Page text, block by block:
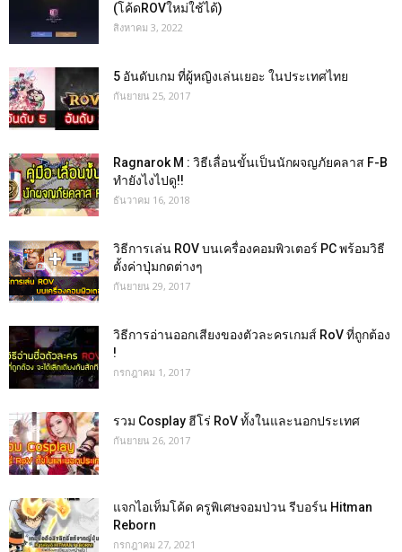
(โค้ดROVใหม่ใช้ได้)
สิงหาคม 3, 2022
5 อันดับเกม ที่ผู้หญิงเล่นเยอะ ในประเทศไทย
กันยายน 25, 2017
Ragnarok M : วิธีเลื่อนขั้นเป็นนักผจญภัยคลาส F-B
ทำยังไงไปดู!!
ธันวาคม 16, 2018
วิธีการเล่น ROV บนเครื่องคอมพิวเตอร์ PC พร้อมวิธี
ตั้งค่าปุ่มกดต่างๆ
กันยายน 29, 2017
วิธีการอ่านออกเสียงของตัวละครเกมส์ RoV ที่ถูกต้อง
!
กรกฎาคม 1, 2017
รวม Cosplay ฮีโร่ RoV ทั้งในและนอกประเทศ
กันยายน 26, 2017
แจกไอเท็มโค้ด ครูพิเศษจอมป่วน รีบอร์น Hitman
Reborn
กรกฎาคม 27, 2021